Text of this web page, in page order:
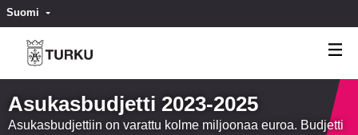
Suomi Valitse kieli
Asukasbudjetti 2023-2025
Asukasbudjettiin on varattu kolme miljoonaa euroa. Budjetti